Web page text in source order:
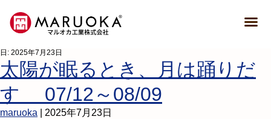
日: 2025年7月23日
太陽が眠るとき、月は踊りだ
す 07/12～08/09
maruoka 2025年7月23日